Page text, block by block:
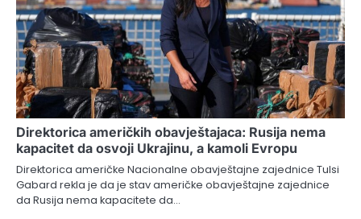
Direktorica američkih obavještajaca: Rusija nema
kapacitet da osvoji Ukrajinu, a kamoli Evropu
Direktorica američke Nacionalne obavještajne zajednice Tulsi
Gabard rekla je da je stav američke obavještajne zajednice
da Rusija nema kapacitete da…